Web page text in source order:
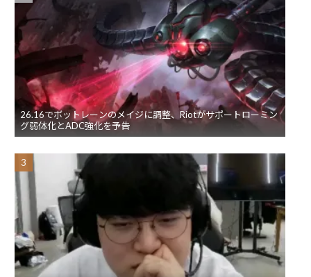
26.16でボットレーンのメイジに調整、Riotがサポートローミン
グ弱体化とADC強化を予告